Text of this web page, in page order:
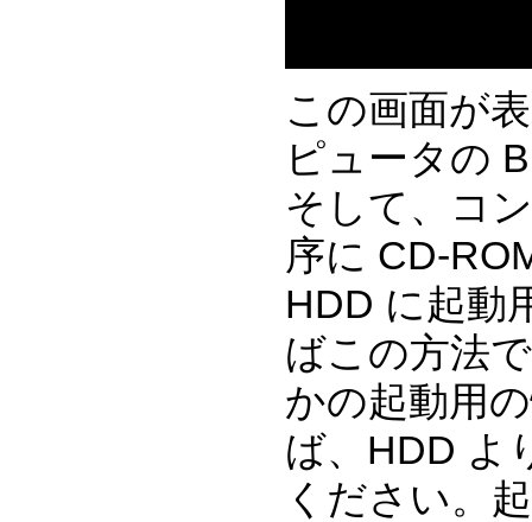
この画面が
ピュータの
そして、コ
序に CD-
HDD に起動
ばこの方法
かの起動用
ば、HDD よ
ください。